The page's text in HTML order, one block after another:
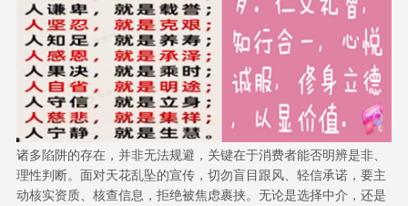
诸多陷阱的存在，并非无法规避，关键在于消费者能否明辨是非、
理性判断。面对天花乱坠的宣传，切勿盲目跟风、轻信承诺，要主
动核实资质、核查信息，拒绝被焦虑裹挟。无论是选择中介，还是